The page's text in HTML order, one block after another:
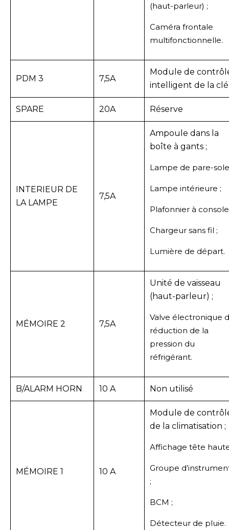
(haut-parleur) ;
Caméra frontale
multifonctionnelle.
PDM 3 7,5A
Module de
intelligent de la clé
SPARE 20A Réserve
INTERIEUR DE
LA LAMPE
7,5A
Ampoule dans la
boîte à gants ;
Lampe de pare-
Lampe intérieure ;
Plafonnier à
Chargeur sans fil ;
Lumière de départ.
MÉMOIRE 2 7,5A
Unité de vaisseau
(haut-parleur) ;
Valve électronique
réduction de la
pression du
réfrigérant.
B/ALARM HORN 10 A Non utilisé
MÉMOIRE 1 10 A
Module de
de la climatisation ;
Affichage tête
Groupe
;
BCM ;
Détecteur de pluie.